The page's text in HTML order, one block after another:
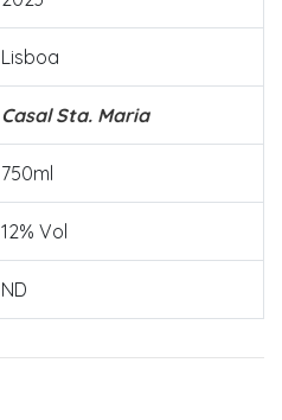
Lisboa
Casal Sta. Maria
750ml
12% Vol
ND